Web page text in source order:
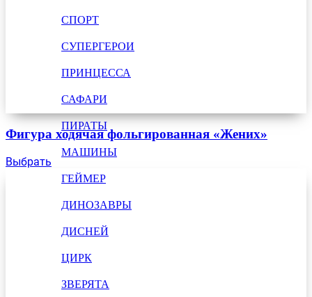
СПОРТ
СУПЕРГЕРОИ
ПРИНЦЕССА
САФАРИ
ПИРАТЫ
МАШИНЫ
ГЕЙМЕР
ДИНОЗАВРЫ
ДИСНЕЙ
ЦИРК
ЗВЕРЯТА
Фигура ходячая фольгированная «Жених»
Выбрать